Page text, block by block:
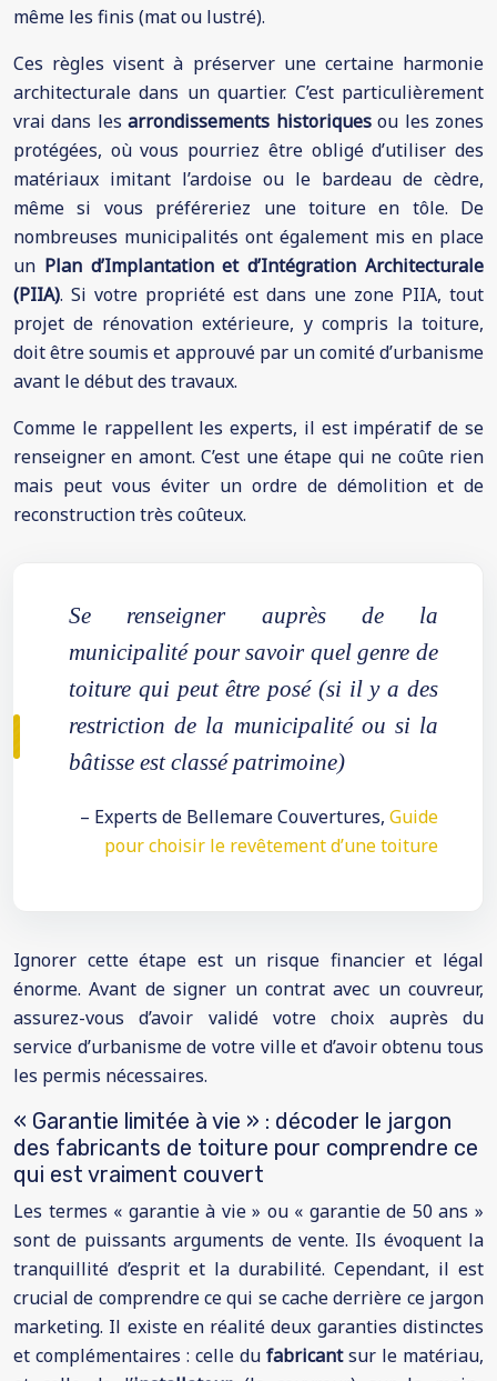
même les finis (mat ou lustré).
Ces règles visent à préserver une certaine harmonie
architecturale dans un quartier. C’est particulièrement
vrai dans lesarrondissements historiquesou les zones
protégées, où vous pourriez être obligé d’utiliser des
matériaux imitant l’ardoise ou le bardeau de cèdre,
même si vous préféreriez une toiture en tôle. De
nombreuses municipalités ont également mis en place
un Plan d’Implantation et d’Intégration Architecturale
(PIIA). Si votre propriété est dans une zone PIIA, tout
projet de rénovation extérieure, y compris la toiture,
doit être soumis et approuvé par un comité d’urbanisme
avant le début des travaux.
Comme le rappellent les experts, il est impératif de se
renseigner en amont. C’est une étape qui ne coûte rien
mais peut vous éviter un ordre de démolition et de
reconstruction très coûteux.
Se renseigner auprès de la
municipalité pour savoir quel genre de
toiture qui peut être posé (si il y a des
restriction de la municipalité ou si la
bâtisse est classé patrimoine)
– Experts de Bellemare Couvertures, Guide
pour choisir le revêtement d’une toiture
Ignorer cette étape est un risque financier et légal
énorme. Avant de signer un contrat avec un couvreur,
assurez-vous d’avoir validé votre choix auprès du
service d’urbanisme de votre ville et d’avoir obtenu tous
les permis nécessaires.
« Garantie limitée à vie » : décoder le jargon
des fabricants de toiture pour comprendre ce
qui est vraiment couvert
Les termes « garantie à vie » ou « garantie de 50 ans »
sont de puissants arguments de vente. Ils évoquent la
tranquillité d’esprit et la durabilité. Cependant, il est
crucial de comprendre ce qui se cache derrière ce jargon
marketing. Il existe en réalité deux garanties distinctes
et complémentaires : celle du fabricantsur le matériau,